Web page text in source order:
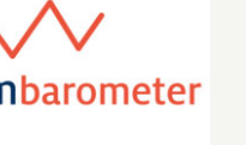
Februar:
leicht – Niveau